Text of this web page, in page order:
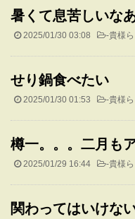
暑くて息苦しいな
2025/01/30 03:08 -貴様
せり鍋食べたい
2025/01/30 01:53 -貴様
樽一。。。二月も
2025/01/29 16:44 -貴様
関わってはいけな